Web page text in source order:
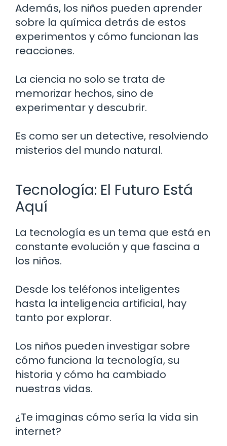
Además, los niños pueden aprender
sobre la química detrás de estos
experimentos y cómo funcionan las
reacciones.
La ciencia no solo se trata de
memorizar hechos, sino de
experimentar y descubrir.
Es como ser un detective, resolviendo
misterios del mundo natural.
Tecnología: El Futuro Está
Aquí
La tecnología es un tema que está en
constante evolución y que fascina a
los niños.
Desde los teléfonos inteligentes
hasta la inteligencia artificial, hay
tanto por explorar.
Los niños pueden investigar sobre
cómo funciona la tecnología, su
historia y cómo ha cambiado
nuestras vidas.
¿Te imaginas cómo sería la vida sin
internet?